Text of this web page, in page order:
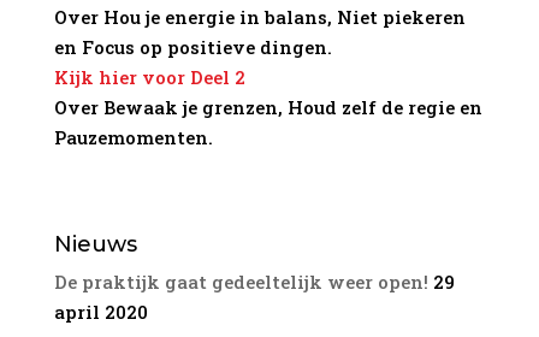
Over Hou je energie in balans, Niet piekeren
en Focus op positieve dingen.
Kijk hier voor Deel 2
Over Bewaak je grenzen, Houd zelf de regie en
Pauzemomenten.
Nieuws
De praktijk gaat gedeeltelijk weer open! 29
april 2020